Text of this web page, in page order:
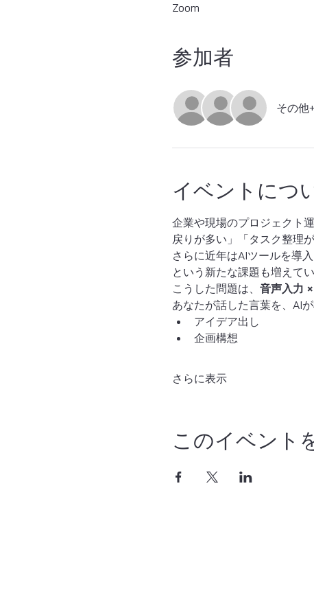
Zoom
参加者
その他
イベントにつ
企業や現場のプロジェクト
戻りが多い」「タスク整理
さらに近年はAIツールを導
という新たな課題も増えてい
こうした問題は、 音声入力
あなたが話した言葉を、AI
アイデア出し
企画構想
さらに表示
このイベント